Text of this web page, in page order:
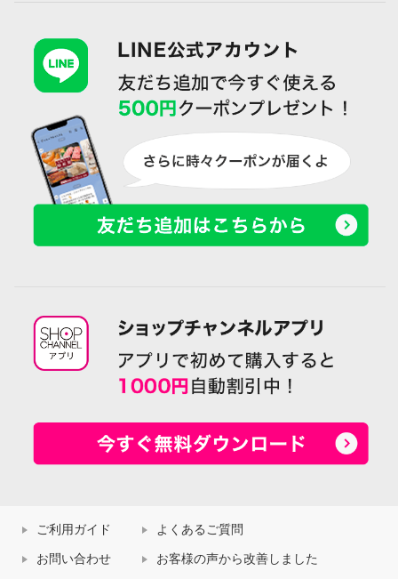
ご利用ガイド よくあるご質問
お問い合わせ お客様の声から改善しました